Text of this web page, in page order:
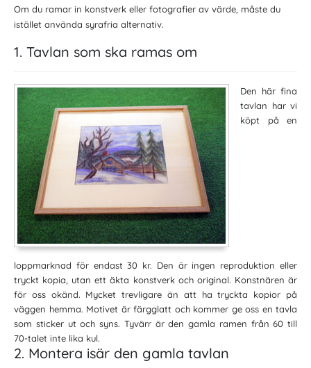
Om du ramar in konstverk eller fotografier av värde, måste du
istället använda syrafria alternativ.
1. Tavlan som ska ramas om
Den här fina
tavlan har vi
köpt på en
loppmarknad för endast 30 kr. Den är ingen reproduktion eller
tryckt kopia, utan ett äkta konstverk och original. Konstnären är
för oss okänd. Mycket trevligare än att ha tryckta kopior på
väggen hemma. Motivet är färgglatt och kommer ge oss en tavla
som sticker ut och syns. Tyvärr är den gamla ramen från 60 till
70-talet inte lika kul.
2. Montera isär den gamla tavlan